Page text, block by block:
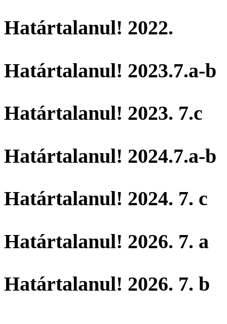
Határtalanul! 2022.
Határtalanul! 2023.7.a-b
Határtalanul! 2023. 7.c
Határtalanul! 2024.7.a-b
Határtalanul! 2024. 7. c
Határtalanul! 2026. 7. a
Határtalanul! 2026. 7. b